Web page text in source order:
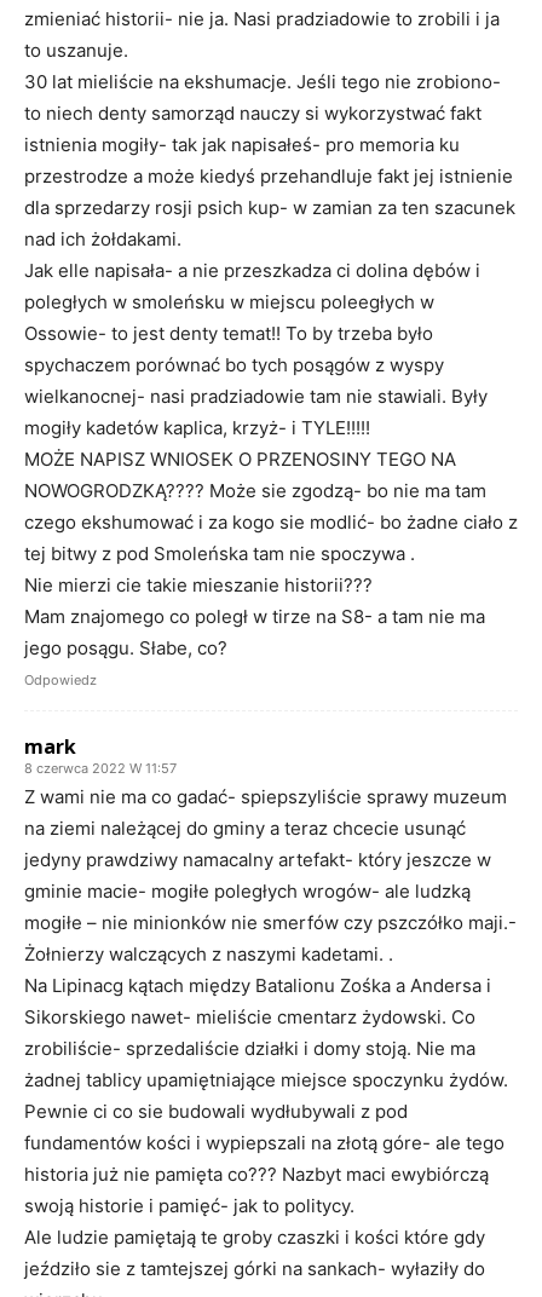
zmieniać historii- nie ja. Nasi pradziadowie to zrobili i ja
to uszanuje.
30 lat mieliście na ekshumacje. Jeśli tego nie zrobiono-
to niech denty samorząd nauczy si wykorzystwać fakt
istnienia mogiły- tak jak napisałeś- pro memoria ku
przestrodze a może kiedyś przehandluje fakt jej istnienie
dla sprzedarzy rosji psich kup- w zamian za ten szacunek
nad ich żołdakami.
Jak elle napisała- a nie przeszkadza ci dolina dębów i
poległych w smoleńsku w miejscu poleegłych w
Ossowie- to jest denty temat!! To by trzeba było
spychaczem porównać bo tych posągów z wyspy
wielkanocnej- nasi pradziadowie tam nie stawiali. Były
mogiły kadetów kaplica, krzyż- i TYLE!!!!!
MOŻE NAPISZ WNIOSEK O PRZENOSINY TEGO NA
NOWOGRODZKĄ???? Może sie zgodzą- bo nie ma tam
czego ekshumować i za kogo sie modlić- bo żadne ciało z
tej bitwy z pod Smoleńska tam nie spoczywa .
Nie mierzi cie takie mieszanie historii???
Mam znajomego co poległ w tirze na S8- a tam nie ma
jego posągu. Słabe, co?
Odpowiedz
mark
8 czerwca 2022 W 11:57
Z wami nie ma co gadać- spiepszyliście sprawy muzeum
na ziemi należącej do gminy a teraz chcecie usunąć
jedyny prawdziwy namacalny artefakt- który jeszcze w
gminie macie- mogiłe poległych wrogów- ale ludzką
mogiłe – nie minionków nie smerfów czy pszczółko maji.-
Żołnierzy walczących z naszymi kadetami. .
Na Lipinacg kątach między Batalionu Zośka a Andersa i
Sikorskiego nawet- mieliście cmentarz żydowski. Co
zrobiliście- sprzedaliście działki i domy stoją. Nie ma
żadnej tablicy upamiętniające miejsce spoczynku żydów.
Pewnie ci co sie budowali wydłubywali z pod
fundamentów kości i wypiepszali na złotą góre- ale tego
historia już nie pamięta co??? Nazbyt maci ewybiórczą
swoją historie i pamięć- jak to politycy.
Ale ludzie pamiętają te groby czaszki i kości które gdy
jeździło sie z tamtejszej górki na sankach- wyłaziły do